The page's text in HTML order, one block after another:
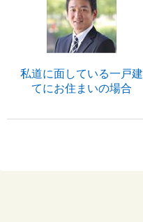
私道に面している一戸建
てにお住まいの場合